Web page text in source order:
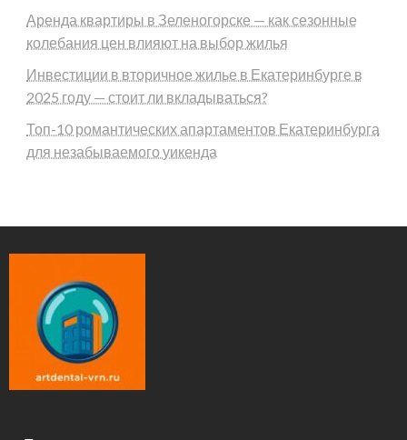
Аренда квартиры в Зеленогорске — как сезонные
колебания цен влияют на выбор жилья
Инвестиции в вторичное жилье в Екатеринбурге в
2025 году — стоит ли вкладываться?
Топ-10 романтических апартаментов Екатеринбурга
для незабываемого уикенда